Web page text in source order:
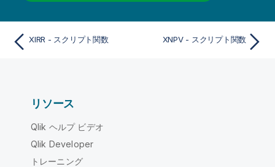
XIRR - スクリプト関数 XNPV - スクリプト関数
リソース
Qlik ヘルプ ビデオ
Qlik Developer
トレーニング